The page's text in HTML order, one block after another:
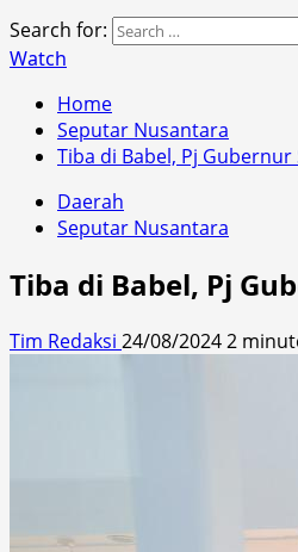
Search for:
Watch
Home
Seputar Nusantara
Tiba di Babel, Pj
Daerah
Seputar Nusantara
Tiba di Babel, Pj
Tim Redaksi 24/08/20242